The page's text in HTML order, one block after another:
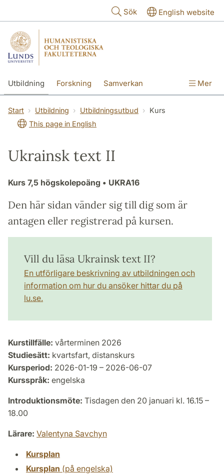
Sök English website
Utbildning Forskning Samverkan Mer
Start Utbildning Utbildningsutbud
Kurs
This page in English
Ukrainsk text II
Kurs 7,5 högskolepoäng • UKRA16
Den här sidan vänder sig till dig som är
antagen eller registrerad på kursen.
Vill du läsa Ukrainsk text II?
En utförligare beskrivning av utbildningen och
information om hur du ansöker hittar du på
lu.se.
Kurstillfälle: vårterminen 2026
Studiesätt: kvartsfart, distanskurs
Kursperiod: 2026-01-19 – 2026-06-07
Kursspråk: engelska
Introduktionsmöte: Tisdagen den 20 januari kl. 16.15 –
18.00
Lärare: Valentyna Savchyn
Kursplan
Kursplan (på engelska)